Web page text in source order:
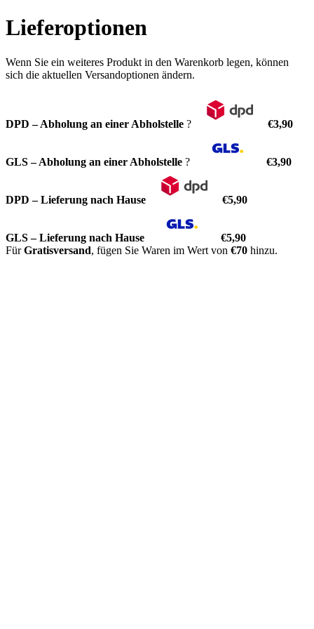
Lieferoptionen
Wenn Sie ein weiteres Produkt in den Warenkorb legen, können
sich die aktuellen Versandoptionen ändern.
DPD – Abholung an einer Abholstelle ? €3,90
GLS – Abholung an einer Abholstelle ? €3,90
DPD – Lieferung nach Hause €5,90
GLS – Lieferung nach Hause
€5,90
FürGratisversand, fügen Sie Waren im Wert von €70 hinzu.